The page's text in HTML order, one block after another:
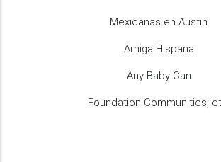
Mexicanas en Austin
Amiga HIspana
Any Baby Can
Foundation Communities,